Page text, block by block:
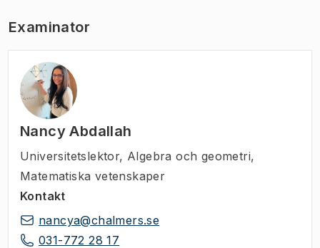
Examinator
Nancy Abdallah
Universitetslektor, Algebra och geometri,
Matematiska vetenskaper
Kontakt
nancya@chalmers.se
031-772 28 17